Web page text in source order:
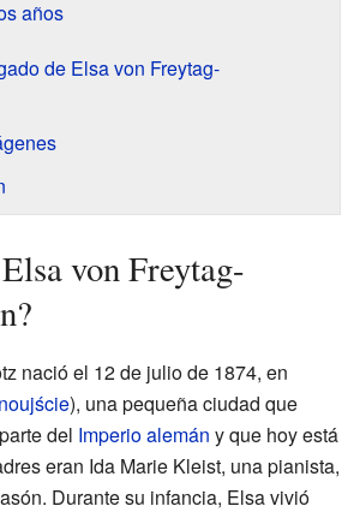
años
de Elsa von Freytag-
von Freytag-
nació el 12 de julio de 1874, en
), una pequeña ciudad que
del Imperio alemán y que hoy está
eran Ida Marie Kleist, una pianista,
Durante su infancia, Elsa vivió